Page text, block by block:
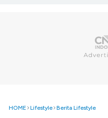
HOME Lifestyle Berita Lifestyle